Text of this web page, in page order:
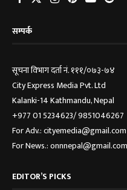
सम्पर्क
सूचना विभाग दर्ता नं. १११/०७३-७४
City Express Media Pvt. Ltd
Kalanki-14 Kathmandu, Nepal
+977 01 5234623/ 9851046267
For Adv.: cityemedia@gmail.com
For News.: onnnepal@gmail.com
EDITOR’S PICKS